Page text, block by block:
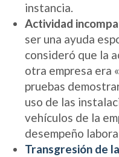
instancia.
Actividad
ser una ayuda
consideró que la
otra empresa era
pruebas
uso de las
vehículos de la
desempeño
Transgresión de